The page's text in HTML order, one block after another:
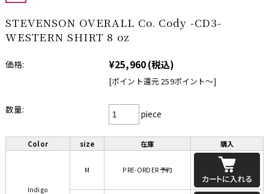
STEVENSON OVERALL Co. Cody -CD3-
WESTERN SHIRT 8 oz
価格: ¥25,960(税込)
[ポイント還元 259ポイント〜]
数量: piece
Color size 在庫 購入
Indigo
M PRE-ORDER 予約